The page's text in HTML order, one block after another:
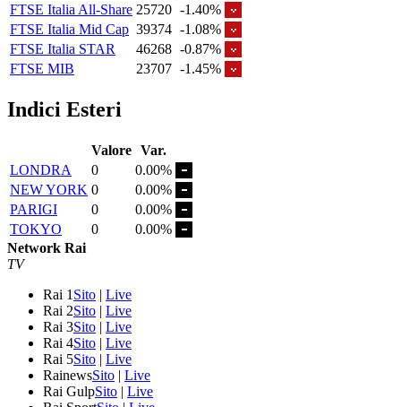
FTSE Italia All-Share 25720 -1.40%
FTSE Italia Mid Cap 39374 -1.08%
FTSE Italia STAR
46268 -0.87%
FTSE MIB
23707 -1.45%
Indici Esteri
Valore Var.
LONDRA
0
0.00%
NEW YORK 0
0.00%
PARIGI
0
0.00%
TOKYO
0
0.00%
Network Rai
TV
Rai 1 Sito | Live
Rai 2Sito | Live
Rai 3Sito | Live
Rai 4Sito | Live
Rai 5Sito | Live
RainewsSito | Live
Rai GulpSito | Live